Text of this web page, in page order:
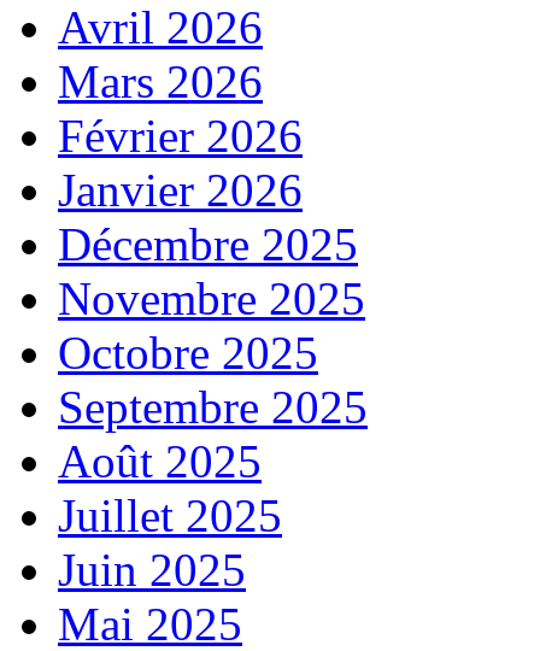
Avril 2026
Mars 2026
Février 2026
Janvier 2026
Décembre 2025
Novembre 2025
Octobre 2025
Septembre 2025
Août 2025
Juillet 2025
Juin 2025
Mai 2025